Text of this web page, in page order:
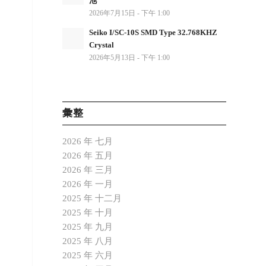
2026年7月15日 - 下午 1:00
Seiko I/SC-10S SMD Type 32.768KHZ
Crystal
2026年5月13日 - 下午 1:00
彙整
2026 年 七月
2026 年 五月
2026 年 三月
2026 年 一月
2025 年 十二月
2025 年 十月
2025 年 九月
2025 年 八月
2025 年 六月